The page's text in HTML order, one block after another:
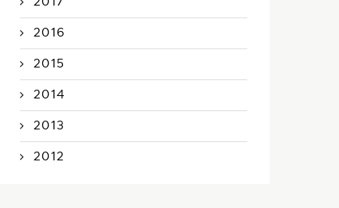
2016
2015
2014
2013
2012